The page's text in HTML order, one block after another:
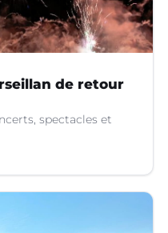
de retour
spectacles et